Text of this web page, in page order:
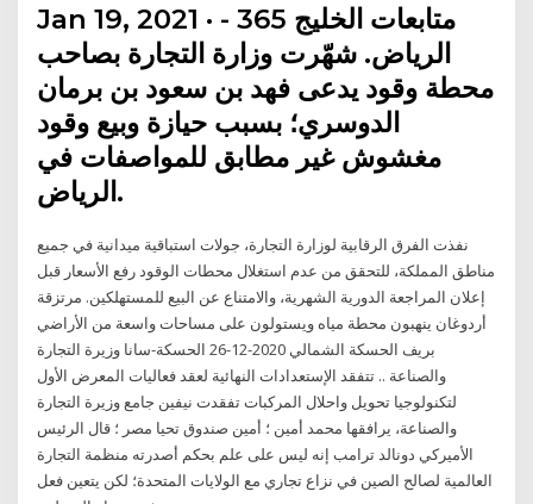
Jan 19, 2021 · متابعات الخليج 365 -
الرياض. شهّرت وزارة التجارة بصاحب
محطة وقود يدعى فهد بن سعود بن برمان
الدوسري؛ بسبب حيازة وبيع وقود
مغشوش غير مطابق للمواصفات في
الرياض.
نفذت الفرق الرقابية لوزارة التجارة، جولات استباقية ميدانية في جميع
مناطق المملكة، للتحقق من عدم استغلال محطات الوقود رفع الأسعار قبل
إعلان المراجعة الدورية الشهرية، والامتناع عن البيع للمستهلكين. مرتزقة
أردوغان ينهبون محطة مياه ويستولون على مساحات واسعة من الأراضي
بريف الحسكة الشمالي 2020-12-26 الحسكة-سانا وزيرة التجارة
والصناعة .. تتفقد الإستعدادات النهائية لعقد فعاليات المعرض الأول
لتكنولوجيا تحويل واحلال المركبات تفقدت نيفين جامع وزيرة التجارة
والصناعة، يرافقها محمد أمين ؛ أمين صندوق تحيا مصر ؛ قال الرئيس
الأميركي دونالد ترامب إنه ليس على علم بحكم أصدرته منظمة التجارة
العالمية لصالح الصين في نزاع تجاري مع الولايات المتحدة؛ لكن يتعين فعل